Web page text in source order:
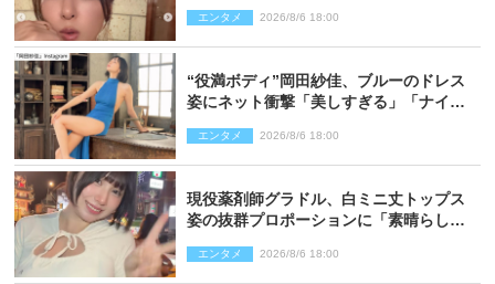
エンタメ 2026/8/6 18:00
“役満ボディ”岡田紗佳、ブルーのドレス
姿にネット衝撃「美しすぎる」「ナイ
エンタメ 2026/8/6 18:00
現役薬剤師グラドル、白ミニ丈トップス
姿の抜群プロポーションに「素晴らしす
エンタメ 2026/8/6 18:00